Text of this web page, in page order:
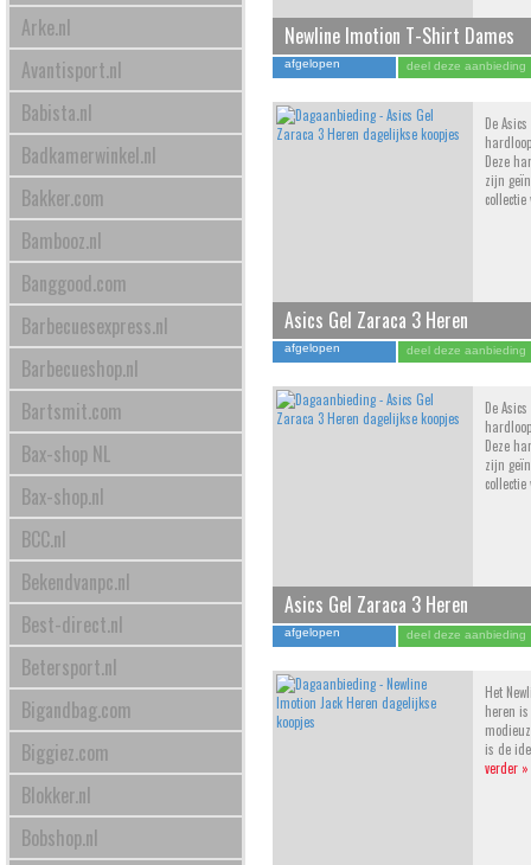
Arke.nl
Avantisport.nl
Babista.nl
Badkamerwinkel.nl
Bakker.com
Bambooz.nl
Banggood.com
Barbecuesexpress.nl
Barbecueshop.nl
Bartsmit.com
Bax-shop NL
Bax-shop.nl
BCC.nl
Bekendvanpc.nl
Best-direct.nl
Betersport.nl
Bigandbag.com
Biggiez.com
Blokker.nl
Bobshop.nl
Newline Imotion T-Shirt Dames
afgelopen deel deze aanbieding
De
Deze
zijn
Asics Gel Zaraca 3 Heren
afgelopen deel deze aanbieding
De
Deze
zijn
Asics Gel Zaraca 3 Heren
afgelopen deel deze aanbieding
Het
heren
is de
verder »